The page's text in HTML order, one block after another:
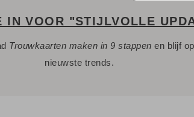
IN VOOR "STIJLVOLLE
Trouwkaarten maken in 9 stappen en blijf
nieuwste trends.